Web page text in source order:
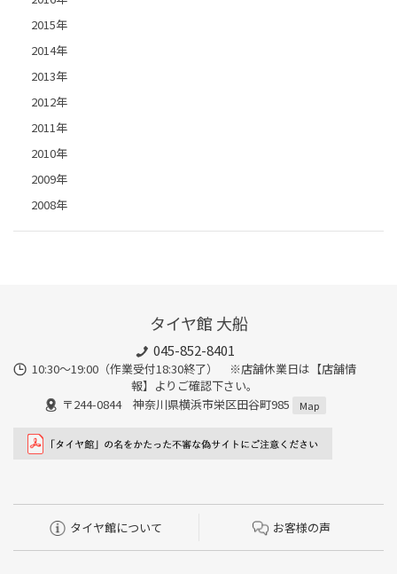
2015年
2014年
2013年
2012年
2011年
2010年
2009年
2008年
タイヤ館 大船
045-852-8401
10:30～19:00（作業受付18:30終了） ※店舗休業日は【店舗情
報】よりご確認下さい。
〒244-0844 神奈川県横浜市栄区田谷町985
Map
タイヤ館について お客様の声